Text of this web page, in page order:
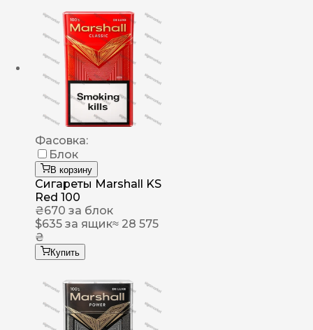
Фасовка:
Блок
В корзину
Сигареты Marshall KS
Red 100
₴670 за блок
$635 за ящик≈ 28 575
₴
Купить